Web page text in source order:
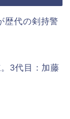
歴代の剣持警
3代目：加藤